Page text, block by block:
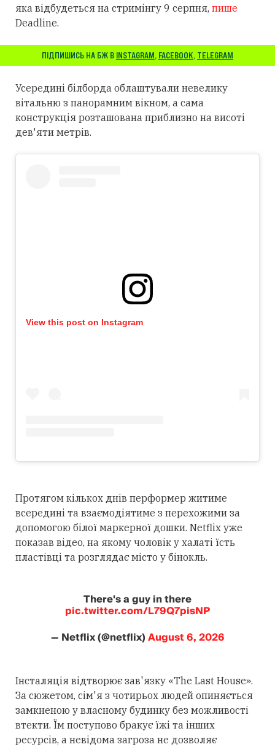
яка відбудеться на стримінгу 9 серпня, пише
Deadline.
ПІДПИШИСЬ НА БЖ В INSTAGRAM, FACEBOOK, TELEGRAM
Усередині білборда облаштували невелику
вітальню з панорамним вікном, а сама
конструкція розташована приблизно на висоті
дев'яти метрів.
View this post on Instagram
Протягом кількох днів перформер житиме
всередині та взаємодіятиме з перехожими за
допомогою білої маркерної дошки. Netflix уже
показав відео, на якому чоловік у халаті їсть
пластівці та розглядає місто у бінокль.
There's a guy in there
pic.twitter.com/L79Q7pisNP
— Netflix (@netflix)August 6, 2026
Інсталяція відтворює зав'язку «The Last House».
За сюжетом, сім'я з чотирьох людей опиняється
замкненою у власному будинку без можливості
втекти. Їм поступово бракує їжі та інших
ресурсів, а невідома загроза не дозволяє